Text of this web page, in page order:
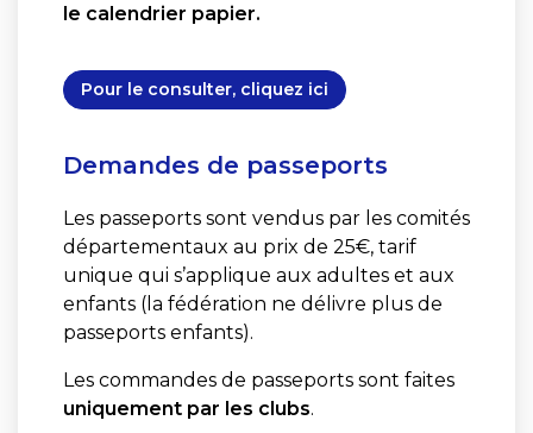
le calendrier papier.
Pour le consulter, cliquez ici
Demandes de passeports
Les passeports sont vendus par les comités
départementaux au prix de 25€, tarif
unique qui s’applique aux adultes et aux
enfants (la fédération ne délivre plus de
passeports enfants).
Les commandes de passeports sont faites
uniquement par les clubs.